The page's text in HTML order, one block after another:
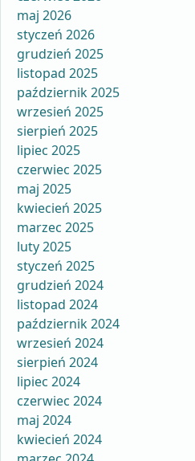
maj 2026
styczeń 2026
grudzień 2025
listopad 2025
październik 2025
wrzesień 2025
sierpień 2025
lipiec 2025
czerwiec 2025
maj 2025
kwiecień 2025
marzec 2025
luty 2025
styczeń 2025
grudzień 2024
listopad 2024
październik 2024
wrzesień 2024
sierpień 2024
lipiec 2024
czerwiec 2024
maj 2024
kwiecień 2024